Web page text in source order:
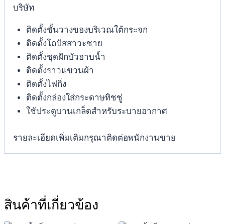
บริษัท
ติดตั้งชั้นวางของบริเวณใต้กระจก
ติดตั้งโถปัสสาวะชาย
ติดตั้งชุดฝักบัวอาบน้ำ
ติดตั้งราวแขวนผ้า
ติดตั้งไฟกิ่ง
ติดตั้งกล่องใส่กระดาษทิชชู่
ใช้ประตูบานเกล็ดสำหรับระบายอากาศ
รายละเอียดเพิ่มเติมกรุณาติดต่อพนักงานขาย
สินค้าที่เกี่ยวข้อง